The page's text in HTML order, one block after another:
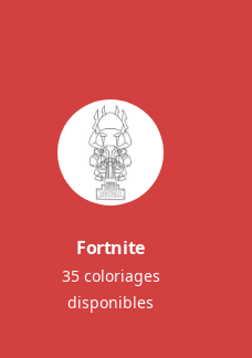
Fortnite
35 coloriages
disponibles